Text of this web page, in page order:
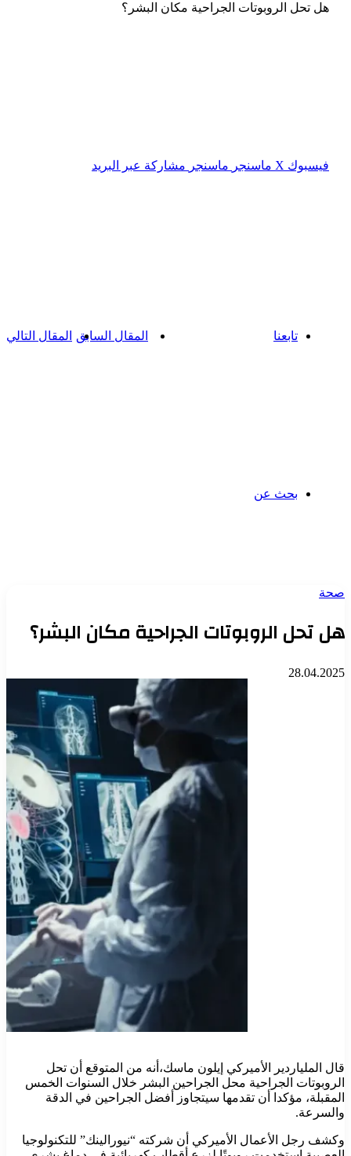
هل تحل الروبوتات الجراحية مكان البشر؟
فيسبوك ‫X ماسنجر ماسنجر مشاركة عبر البريد
المقال السابق المقال التالي تابعنا
بحث عن
صحة
هل تحل الروبوتات الجراحية مكان البشر؟
28.04.2025
قال الملياردير الأميركي إيلون ماسك،أنه من المتوقع أن تحل
الروبوتات الجراحية محل الجراحين البشر خلال السنوات الخمس
المقبلة، مؤكدا أن تقدمها سيتجاوز أفضل الجراحين في الدقة
والسرعة.
وكشف رجل الأعمال الأميركي أن شركته “نيورالينك” للتكنولوجيا